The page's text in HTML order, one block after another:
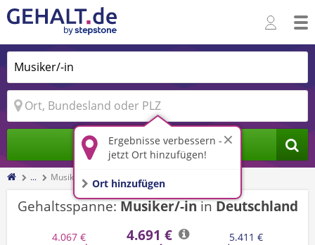
Ergebnisse verbessern -
jetzt Ort hinzufügen!
Ort hinzufügen
Jobs finden
... Musiker/-in
Gehaltsspanne:Musiker/-ininDeutschland
4.067 € 4.691 €
5.411 €